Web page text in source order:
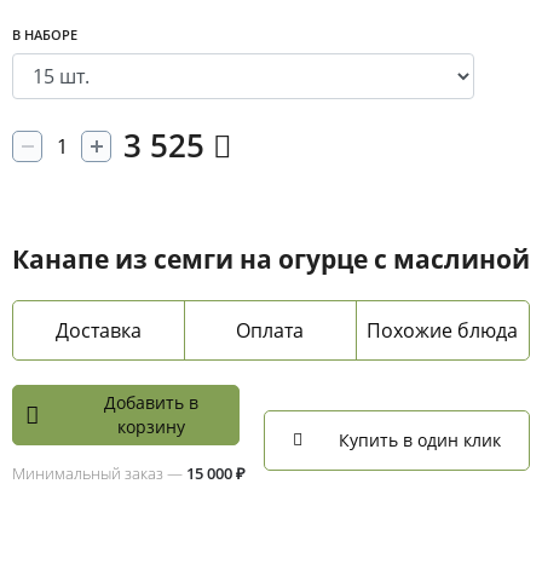
Канапе из семги на огурце с маслиной
Доставка Оплата Похожие блюда
В НАБОРЕ
3 525
Добавить в
корзину
Минимальный заказ — 15 000 ₽
Купить в один клик